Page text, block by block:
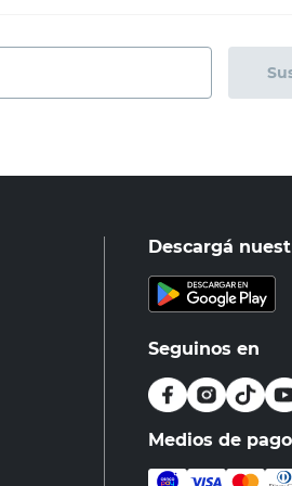
Descargá
Seguinos en
Medios de pago